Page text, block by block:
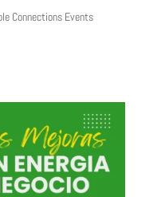
Connections Events